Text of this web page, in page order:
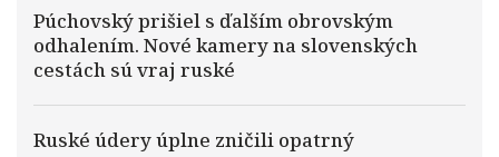
Púchovský prišiel s ďalším obrovským
odhalením. Nové kamery na slovenských
cestách sú vraj ruské
Ruské údery úplne zničili opatrný